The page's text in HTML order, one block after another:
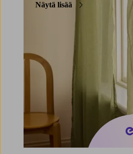
Näytä lisää